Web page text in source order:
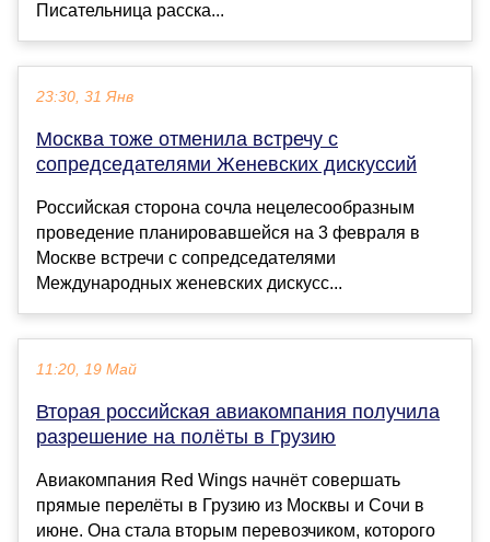
Писательница расска...
23:30, 31 Янв
Москва тоже отменила встречу с
сопредседателями Женевских дискуссий
Российская сторона сочла нецелесообразным
проведение планировавшейся на 3 февраля в
Москве встречи с сопредседателями
Международных женевских дискусс...
11:20, 19 Май
Вторая российская авиакомпания получила
разрешение на полёты в Грузию
Авиакомпания Red Wings начнёт совершать
прямые перелёты в Грузию из Москвы и Сочи в
июне. Она стала вторым перевозчиком, которого